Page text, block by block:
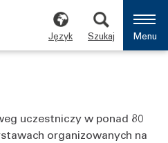
Język Szukaj Menu
uczestniczy w ponad 80
organizowanych na